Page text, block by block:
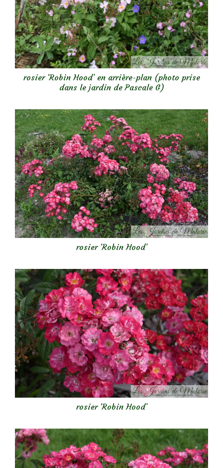
rosier ‘Robin Hood’ en arrière-plan (photo prise
dans le jardin de Pascale G)
rosier ‘Robin Hood’
rosier ‘Robin Hood’